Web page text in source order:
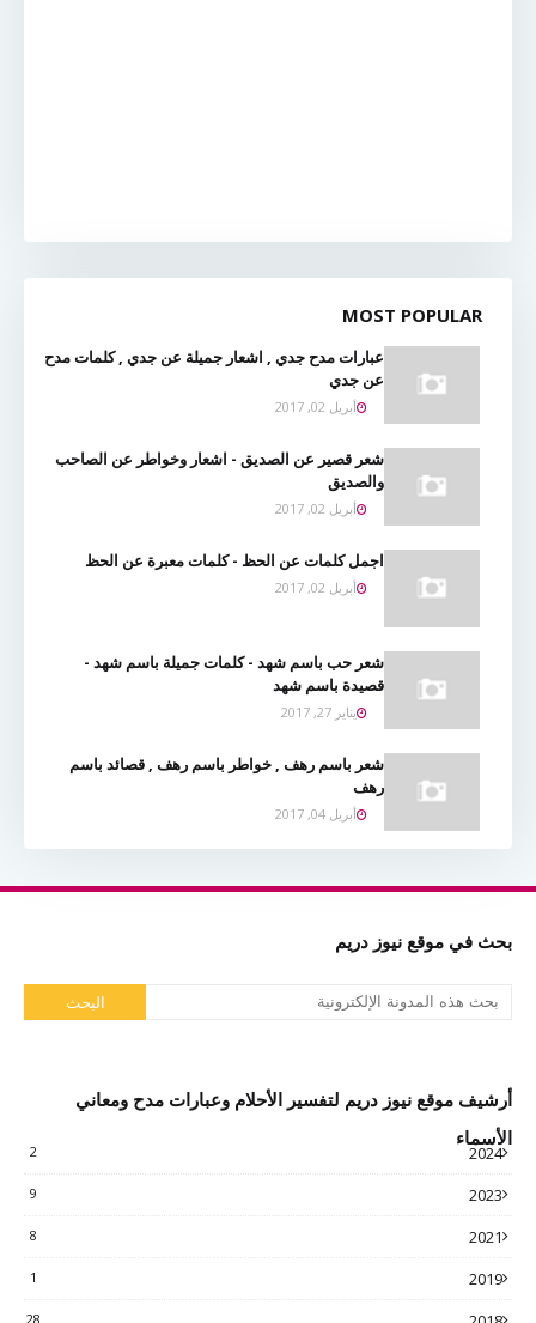
MOST POPULAR
عبارات مدح جدي , اشعار جميلة عن جدي , كلمات مدح
عن جدي
أبريل 02, 2017
شعر قصير عن الصديق - اشعار وخواطر عن الصاحب
والصديق
أبريل 02, 2017
اجمل كلمات عن الحظ - كلمات معبرة عن الحظ
أبريل 02, 2017
شعر حب باسم شهد - كلمات جميلة باسم شهد -
قصيدة باسم شهد
يناير 27, 2017
شعر باسم رهف , خواطر باسم رهف , قصائد باسم
رهف
أبريل 04, 2017
بحث في موقع نيوز دريم
أرشيف موقع نيوز دريم لتفسير الأحلام وعبارات مدح ومعاني
الأسماء
2024
2
2023
9
2021
8
2019
1
28